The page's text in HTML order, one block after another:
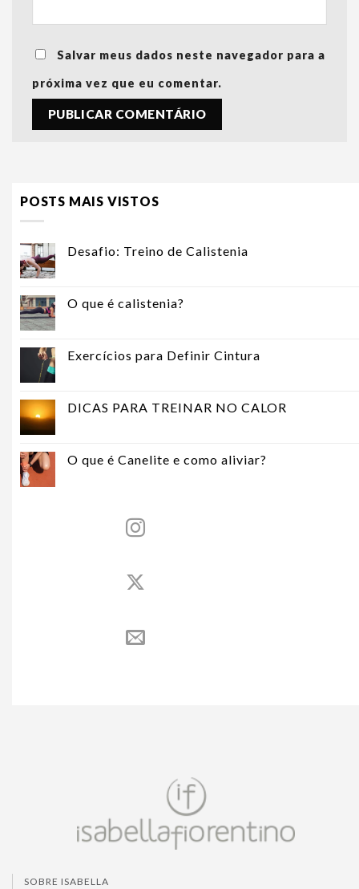
Salvar meus dados neste navegador para a
próxima vez que eu comentar.
POSTS MAIS VISTOS
Desafio: Treino de Calistenia
O que é calistenia?
Exercícios para Definir Cintura
DICAS PARA TREINAR NO CALOR
O que é Canelite e como aliviar?
SOBRE ISABELLA